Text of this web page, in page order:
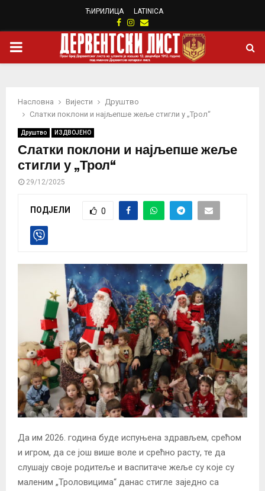
ЋИРИЛИЦА LATINICA
Facebook
Instagram
Email
PRIMARY
Насловна Вијести
Друштво
Слатки поклони и најљепше жеље стигли у „Трол“
Друштво ИЗДВОЈЕНО
Слатки поклони и најљепше жеље
стигли у „Трол“
29/12/2025
ПОДЈЕЛИ 0
Да им 2026. година буде испуњена здрављем, срећом
и игром, да се још више воле и срећно расту, те да
слушају своје родитеље и васпитаче жеље су које су
маленим „Троловицима“ данас стигле заједно са